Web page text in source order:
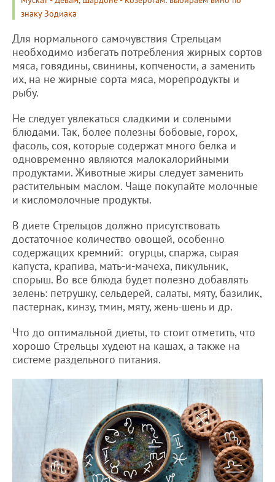
знаку Зодиака
Для нормального самочувствия Стрельцам
необходимо избегать потребления жирных сортов
мяса, говядины, свинины, копчености, а заменить
их, на не жирные сорта мяса, морепродукты и
рыбу.
Не следует увлекаться сладкими и солеными
блюдами. Так, более полезны бобовые, горох,
фасоль, соя, которые содержат много белка и
одновременно являются малокалорийными
продуктами. Животные жиры следует заменить
растительным маслом. Чаще покупайте молочные
и кисломолочные продукты.
В диете Стрельцов должно присутствовать
достаточное количество овощей, особенно
содержащих кремний: огурцы, спаржа, сырая
капуста, крапива, мать-и-мачеха, пикульник,
спорыш. Во все блюда будет полезно добавлять
зелень: петрушку, сельдерей, салаты, мяту, базилик,
пастернак, кинзу, тмин, мяту, жень-шень и др.
Что до оптимальной диеты, то стоит отметить, что
хорошо Стрельцы худеют на кашах, а также на
системе раздельного питания.